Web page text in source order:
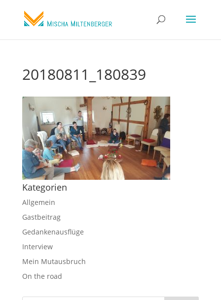
20180811_180839
Kategorien
Allgemein
Gastbeitrag
Gedankenausflüge
Interview
Mein Mutausbruch
On the road